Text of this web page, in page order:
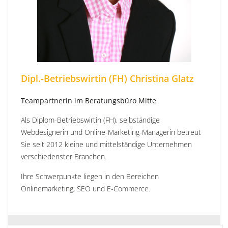
Dipl.-Betriebswirtin (FH) Christina Glatz
Teampartnerin im Beratungsbüro Mitte
Als Diplom-Betriebswirtin (FH), selbständige
Webdesignerin und Online-Marketing-Managerin betreut
Sie seit 2012 kleine und mittelständige Unternehmen
verschiedenster Branchen.
Ihre Schwerpunkte liegen in den Bereichen
Onlinemarketing, SEO und E-Commerce.